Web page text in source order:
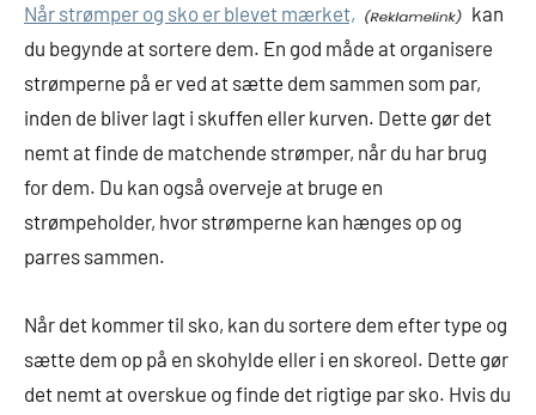
Når strømper og sko er blevet mærket,
kan
du begynde at sortere dem. En god måde at organisere
strømperne på er ved at sætte dem sammen som par,
inden de bliver lagt i skuffen eller kurven. Dette gør det
nemt at finde de matchende strømper, når du har brug
for dem. Du kan også overveje at bruge en
strømpeholder, hvor strømperne kan hænges op og
parres sammen.
Når det kommer til sko, kan du sortere dem efter type og
sætte dem op på en skohylde eller i en skoreol. Dette gør
det nemt at overskue og finde det rigtige par sko. Hvis du